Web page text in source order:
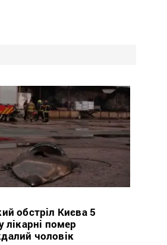
обстріл Києва 5
лікарні помер
чоловік